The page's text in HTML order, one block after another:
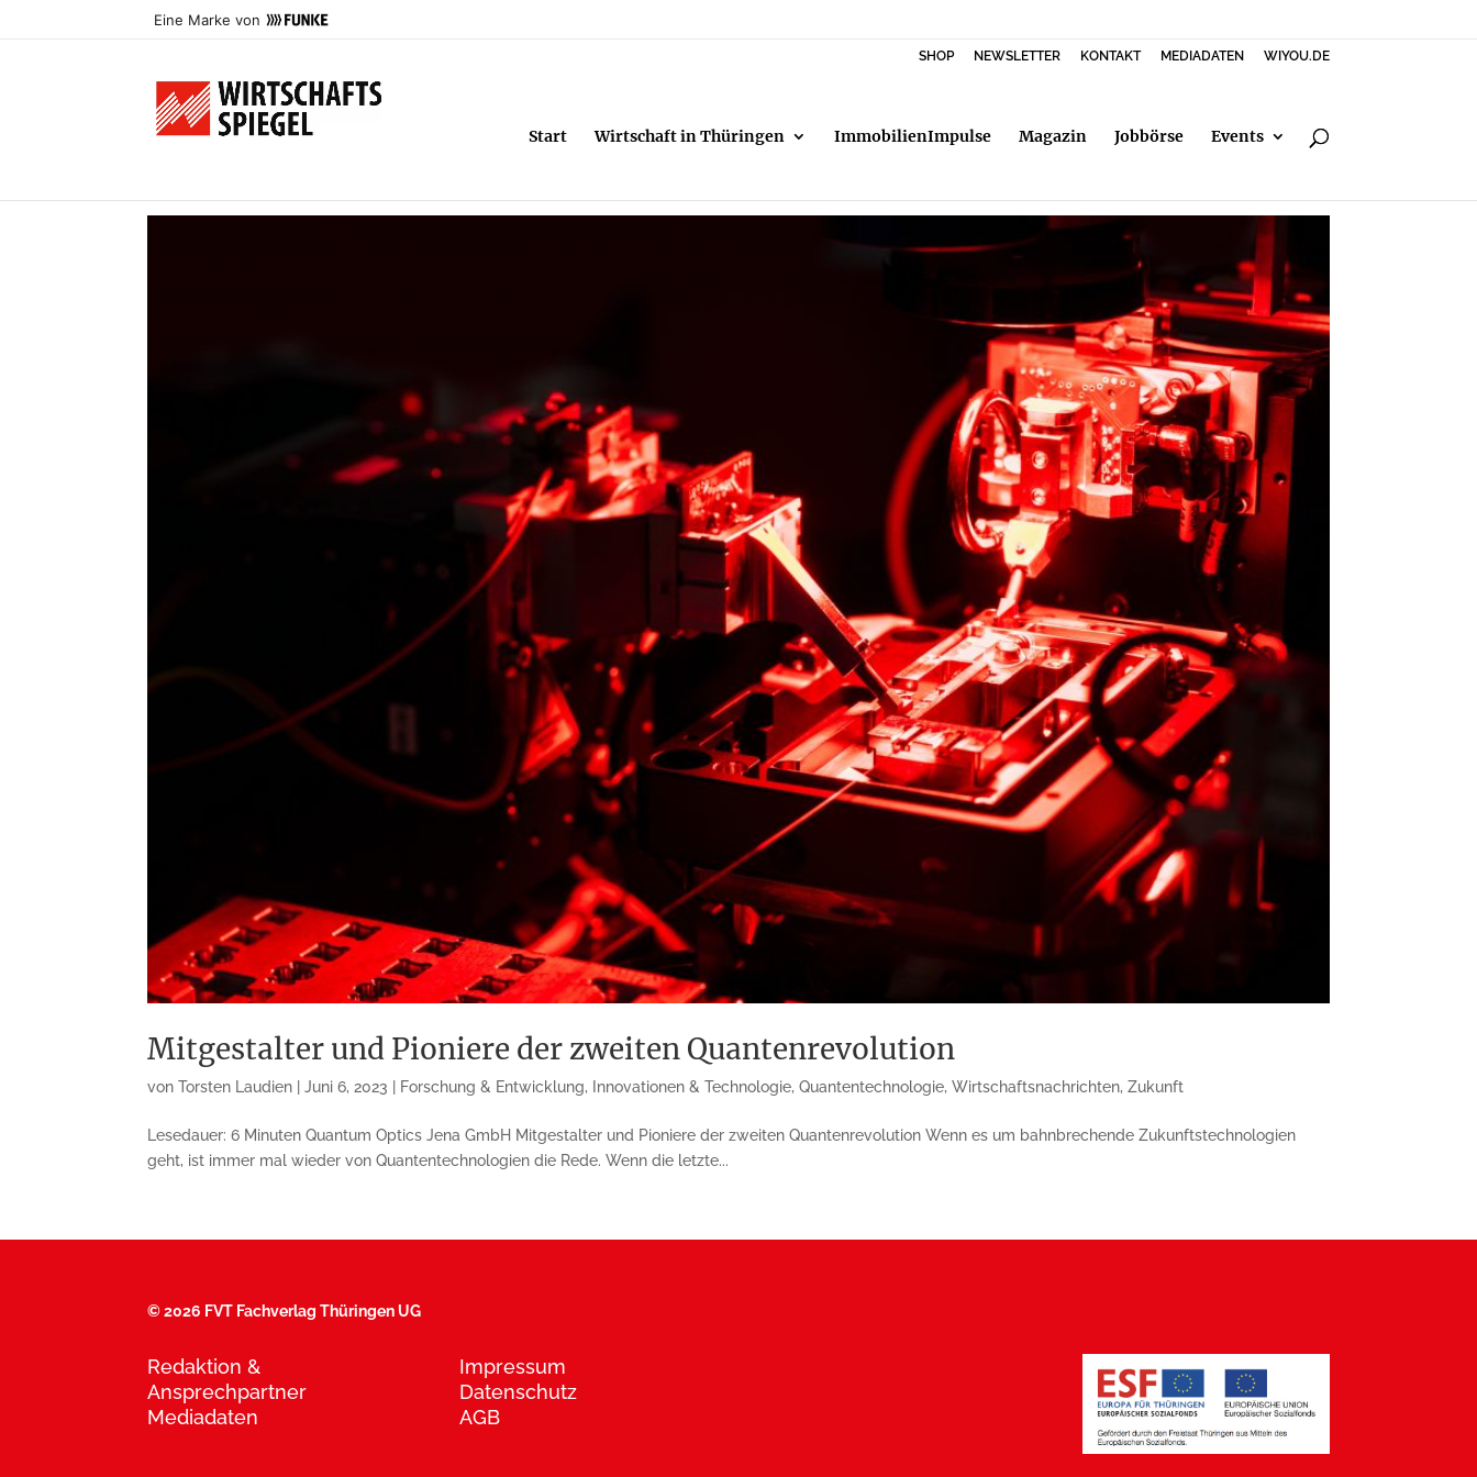
Eine Marke von
SHOP NEWSLETTER KONTAKT MEDIADATEN WIYOU.DE
Start Wirtschaft in Thüringen ImmobilienImpulse Magazin Jobbörse Events
Mitgestalter und Pioniere der zweiten Quantenrevolution
vonTorsten Laudien |Juni 6, 2023 Forschung & Entwicklung, Innovationen & Technologie,Quantentechnologie,Wirtschaftsnachrichten,Zukunft
Lesedauer: 6 Minuten Quantum Optics Jena GmbH Mitgestalter und Pionie­re der zweiten Quan­ten­re­vo­lution Wenn es um bahnbrechende Zu­kunfts­technologien
geht, ist immer mal wieder von Quantentechnologien die Rede. Wenn die letz­te...
©2026 FVT Fachverlag Thüringen UG
Redaktion &
Ansprechpartner
Mediadaten
Impressum
Datenschutz
AGB